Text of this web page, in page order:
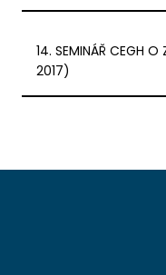
14. SEMINÁŘ CEGH O
2017)